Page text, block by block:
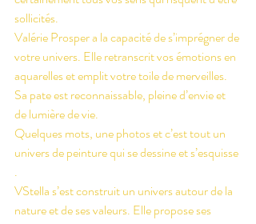
sollicités.
Valérie Prosper a la capacité de s’imprégner de
votre univers. Elle retranscrit vos émotions en
aquarelles et emplit votre toile de merveilles.
Sa pate est reconnaissable, pleine d’envie et
de lumière de vie.
Quelques mots, une photos et c’est tout un
univers de peinture qui se dessine et s’esquisse
.
VStella s’est construit un univers autour de la
nature et de ses valeurs. Elle propose ses